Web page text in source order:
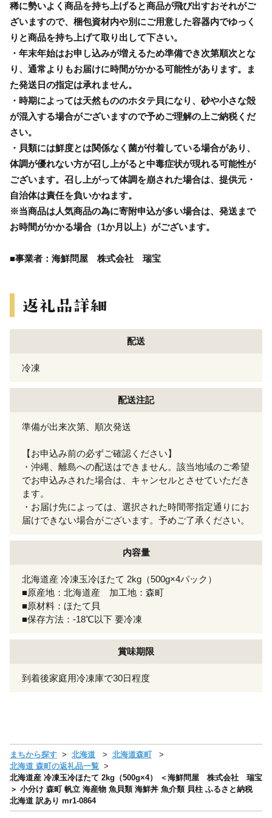
稀に勢いよく商品を持ち上げると商品が飛び出すおそれがご
ざいますので、梱包資材内や別にご用意した容器内でゆっく
りと商品を持ち上げて取り出して下さい。
・年末年始はお申し込みが増えるため準備でき次第順次とな
り、通常よりもお届けに時間がかかる可能性があります。ま
た発送日の指定は承れません。
・時期によっては天然もののホタテ貝になり、砂や小さな殻
が混入する場合がございますので予めご理解の上ご納税くだ
さい。
・貝類には鮮度とは関係なく菌が付着している場合があり、
体調が優れない方が召し上がると中毒症状が現れる可能性が
ございます。召し上がって体調を崩された場合は、提供元・
自治体は責任を負いかねます。
※当商品は人気商品の為に寄附申込が多い場合は、発送まで
お時間がかかる場合（1か月以上）がございます。
■事業者：海鮮問屋 株式会社 瑞宝
配送
冷凍
配送注記
準備が出来次第、順次発送
【お申込み前の必ずご確認ください】
・沖縄、離島への配送はできません。該当地域のご希望
でお申込みされた場合は、キャンセルとさせていただき
ます。
・お届け先によっては、選択された時間帯指定通りにお
届けできない場合がございます。予めご了承ください。
内容量
北海道産 冷凍玉冷ほたて 2kg（500g×4パック）
■原産地：北海道産 加工地：森町
■原材料：ほたて貝
■保存方法：-18℃以下 要冷凍
賞味期限
到着後家庭用冷凍庫で30日程度
まちから探す 北海道
北海道森町
北海道 森町の返礼品一覧
北海道産 冷凍玉冷ほたて 2kg（500g×4） ＜海鮮問屋 株式会社 瑞宝
＞ 小分け 森町 帆立 海産物 魚貝類 海鮮丼 魚介類 貝柱 ふるさと納税
北海道 訳あり mr1-0864